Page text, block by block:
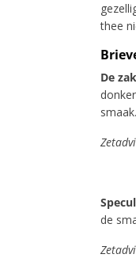
thee
De
smaak.
de